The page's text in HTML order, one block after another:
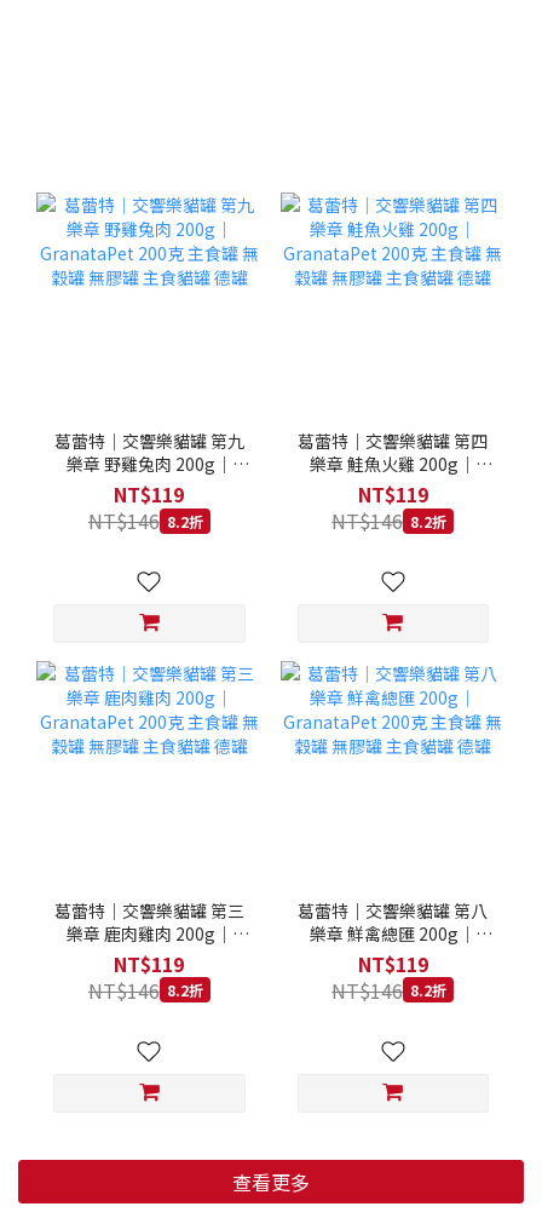
葛蕾特｜交響樂貓罐 第九
樂章 野雞兔肉 200g｜
GranataPet 200克 主食罐
無穀罐 無膠罐 主食貓罐 德
罐
NT$119
NT$146 8.2折
葛蕾特｜交響樂貓罐 第四
樂章 鮭魚火雞 200g｜
GranataPet 200克 主食罐
無穀罐 無膠罐 主食貓罐 德
罐
NT$119
NT$146 8.2折
葛蕾特｜交響樂貓罐 第三
樂章 鹿肉雞肉 200g｜
GranataPet 200克 主食罐
無穀罐 無膠罐 主食貓罐 德
罐
NT$119
NT$146 8.2折
葛蕾特｜交響樂貓罐 第八
樂章 鮮禽總匯 200g｜
GranataPet 200克 主食罐
無穀罐 無膠罐 主食貓罐 德
罐
NT$119
NT$146 8.2折
查看更多